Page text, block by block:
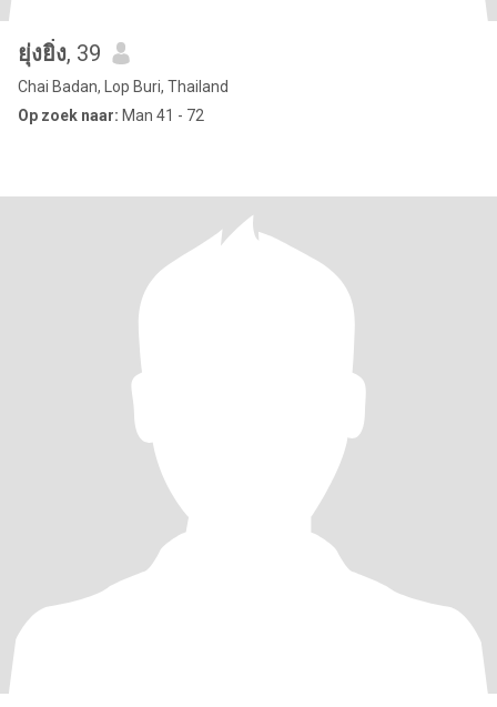
ยุ่งยิ่ง, 39
Chai Badan, Lop Buri, Thailand
Op zoek naar: Man 41 - 72